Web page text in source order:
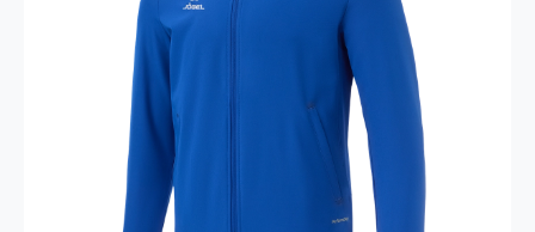
80.000 рублей
(36%) - сумма всех заказов за 6 месяцев
(38%) -
сумма всех заказов за 6 месяцев -